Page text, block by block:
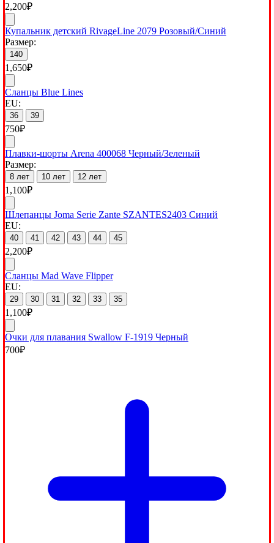
2,200₽
Купальник детский RivageLine 2079 Розовый/Синий
Размер:
140
1,650₽
Сланцы Blue Lines
EU:
36 39
750₽
Плавки-шорты Arena 400068 Черный/Зеленый
Размер:
8 лет 10 лет 12 лет
1,100₽
Шлепанцы Joma Serie Zante SZANTES2403 Синий
EU:
40 41 42 43 44 45
2,200₽
Сланцы Mad Wave Flipper
EU:
29 30 31 32 33 35
1,100₽
Очки для плавания Swallow F-1919 Черный
700₽